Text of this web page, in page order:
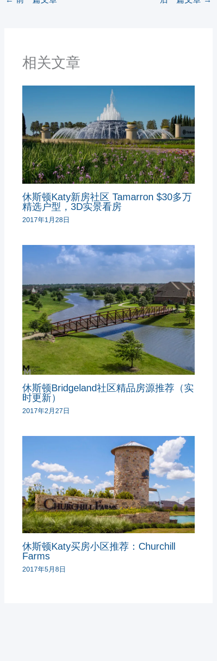
相关文章
休斯顿Katy新房社区 Tamarron $30多万
精选户型，3D实景看房
2017年1月28日
休斯顿Bridgeland社区精品房源推荐（实
时更新）
2017年2月27日
休斯顿Katy买房小区推荐：Churchill
Farms
2017年5月8日